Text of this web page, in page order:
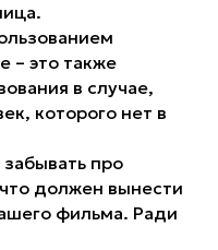
– это также
в случае,
которого нет в
про
должен вынести
фильма. Ради